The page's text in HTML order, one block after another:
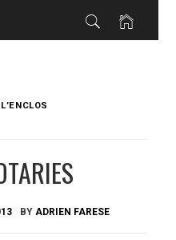
BY ADRIEN FARESE